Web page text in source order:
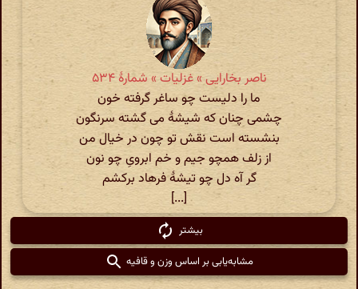
ناصر بخارایی » غزلیات » شمارهٔ ۵۳۴
ما را دلیست چو ساغر گرفته خون
چشمی چنان که شیشهٔ می گشته سرنگون
بنشسته است نقش تو چون در خیال من
از زلف همچو جیم و خم ابرویِ چو نون
گر آه دل چو تیشهٔ فرهاد برکشم
[...]
بیشتر
مشابه‌یابی بر اساس وزن و قافیه